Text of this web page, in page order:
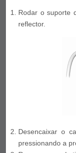
Rodar o suporte
reflector.
Desencaixar o
pressionando a